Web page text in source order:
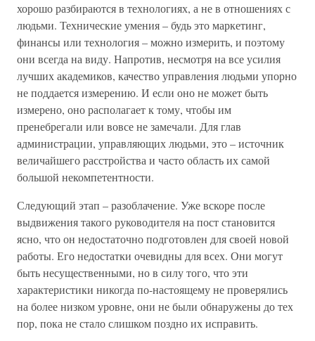
хорошо разбираются в технологиях, а не в отношениях с
людьми. Технические умения – будь это маркетинг,
финансы или технология – можно измерить, и поэтому
они всегда на виду. Напротив, несмотря на все усилия
лучших академиков, качество управления людьми упорно
не поддается измерению. И если оно не может быть
измерено, оно располагает к тому, чтобы им
пренебрегали или вовсе не замечали. Для глав
администрации, управляющих людьми, это – источник
величайшего расстройства и часто область их самой
большой некомпетентности.
Следующий этап – разоблачение. Уже вскоре после
выдвижения такого руководителя на пост становится
ясно, что он недостаточно подготовлен для своей новой
работы. Его недостатки очевидны для всех. Они могут
быть несущественными, но в силу того, что эти
характеристики никогда по-настоящему не проверялись
на более низком уровне, они не были обнаружены до тех
пор, пока не стало слишком поздно их исправить.